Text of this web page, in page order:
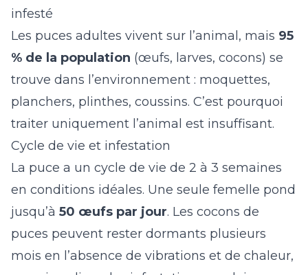
infesté
Les puces adultes vivent sur l’animal, mais 95
% de la population (œufs, larves, cocons) se
trouve dans l’environnement : moquettes,
planchers, plinthes, coussins. C’est pourquoi
traiter uniquement l’animal est insuffisant.
Cycle de vie et infestation
La puce a un cycle de vie de 2 à 3 semaines
en conditions idéales. Une seule femelle pond
jusqu’à 50 œufs par jour. Les cocons de
puces peuvent rester dormants plusieurs
mois en l’absence de vibrations et de chaleur,